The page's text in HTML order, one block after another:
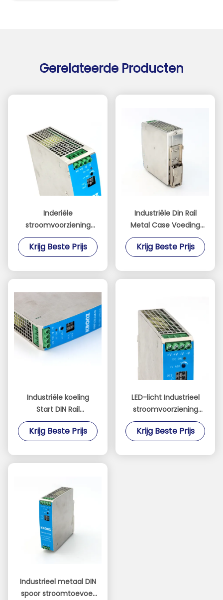
Gerelateerde Producten
Inderiële
stroomvoorziening
242W 55V/4.4A
Metalen behuizing DC
Krijg Beste Prijs
Industriële Din Rail
Metal Case Voeding
240W Power DC OK
48V/5A LED Display
Krijg Beste Prijs
Industriële koeling
Start DIN Rail
stroomtoevoer AC/DC
Input 48V/2.5A
Krijg Beste Prijs
LED-licht Industrieel
stroomvoorziening
AC/DC 24V/5A DIN Rail
koeling Start
Krijg Beste Prijs
Industrieel metaal DIN
spoor stroomtoevoer